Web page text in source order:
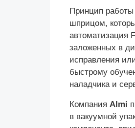
Принцип работы
шприцом,
автоматизация
заложенных в
исправления
быстрому
наладчика и
Компания Almi
в вакуумной